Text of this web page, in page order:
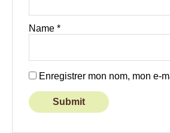
Name *
Enregistrer mon nom, mon e-